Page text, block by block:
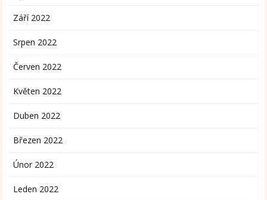
Září 2022
Srpen 2022
Červen 2022
Květen 2022
Duben 2022
Březen 2022
Únor 2022
Leden 2022